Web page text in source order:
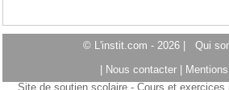
© L'instit.com - 2026 | Qui
Nous contacter
Site de soutien scolaire - Cours et